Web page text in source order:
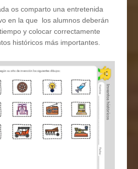
os comparto una entretenida
en la que los alumnos deberán
y colocar correctamente
históricos más importantes.